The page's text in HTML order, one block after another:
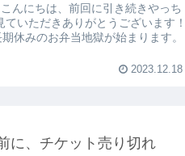
んにちは、前回に引き続きやっち
いただきありがとうございます！
休みのお弁当地獄が始まります。
2023.12.18
に、チケット売り切れ